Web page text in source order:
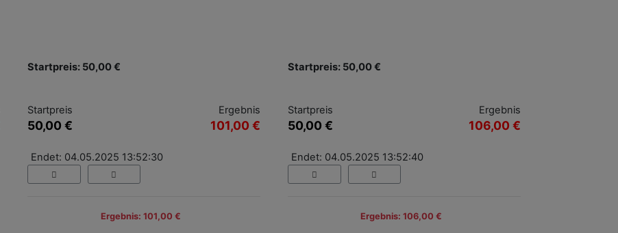
Startpreis: 50,00 €
Startpreis
50,00 €
Ergebnis
101,00 €
Endet: 04.05.2025 13:52:30
Ergebnis: 101,00 €
Startpreis: 50,00 €
Startpreis
50,00 €
Ergebnis
106,00 €
Endet: 04.05.2025 13:52:40
Ergebnis: 106,00 €